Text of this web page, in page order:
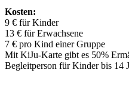
Kosten:
9 € für Kinder
13 € für Erwachsene
7 € pro Kind einer Gruppe
Mit KiJu-Karte gibt es 50%
Begleitperson für Kinder bis 14